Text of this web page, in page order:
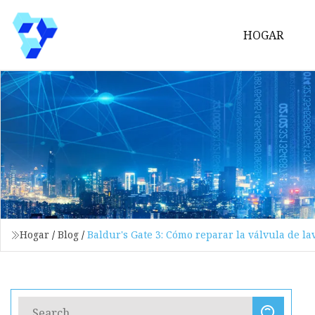
HOGAR
Hogar / Blog / Baldur's Gate 3: Cómo reparar la válvula de